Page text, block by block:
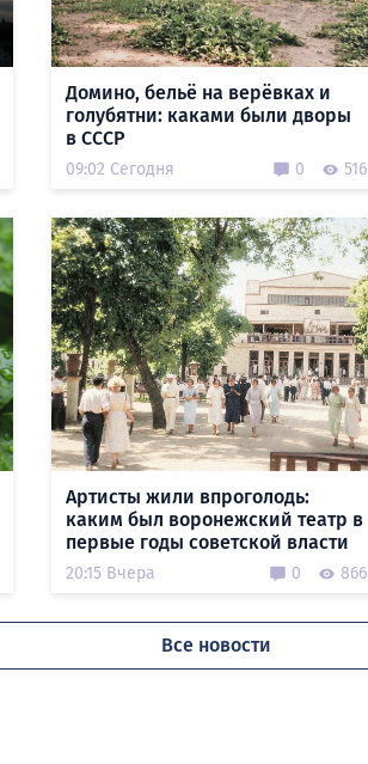
Домино, бельё на верёвках и
голубятни: каками были дворы
в СССР
09:02 Сегодня 0 516
Артисты жили впроголодь:
каким был воронежский театр в
первые годы советской власти
20:15 Вчера 0 866
Все новости